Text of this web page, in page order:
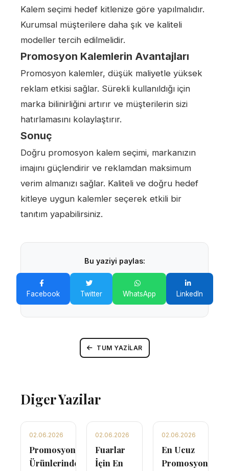
Kalem seçimi hedef kitlenize göre yapılmalıdır.
Kurumsal müşterilere daha şık ve kaliteli
modeller tercih edilmelidir.
Promosyon Kalemlerin Avantajları
Promosyon kalemler, düşük maliyetle yüksek
reklam etkisi sağlar. Sürekli kullanıldığı için
marka bilinirliğini artırır ve müşterilerin sizi
hatırlamasını kolaylaştırır.
Sonuç
Doğru promosyon kalem seçimi, markanızın
imajını güçlendirir ve reklamdan maksimum
verim almanızı sağlar. Kaliteli ve doğru hedef
kitleye uygun kalemler seçerek etkili bir
tanıtım yapabilirsiniz.
Bu yaziyi paylas:
Facebook Twitter WhatsApp LinkedIn
TUM YAZILAR
Diger Yazilar
02.06.2026
Promosyon
Ürünlerinde
02.06.2026
Fuarlar
İçin En
02.06.2026
En Ucuz
Promosyon